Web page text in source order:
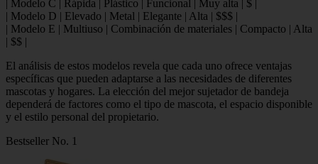
| Modelo C | Rápida | Plástico | Funcional | Muy alta | $ |
| Modelo D | Elevado | Metal | Elegante | Alta | $$$ |
| Modelo E | Multiuso | Combinación de materiales | Compacto | Alta
| $$ |
El análisis de estos modelos revela que cada uno ofrece ventajas
específicas que pueden adaptarse a las necesidades de diferentes
mascotas y hogares. La elección del mejor sujetador de bandeja
dependerá de factores como el tipo de mascota, el espacio disponible
y el estilo personal del propietario.
Bestseller No. 1